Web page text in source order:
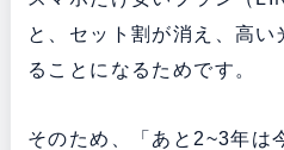
と、セット割が消え、高
ることになるためです。
そのため、「あと2~3年は